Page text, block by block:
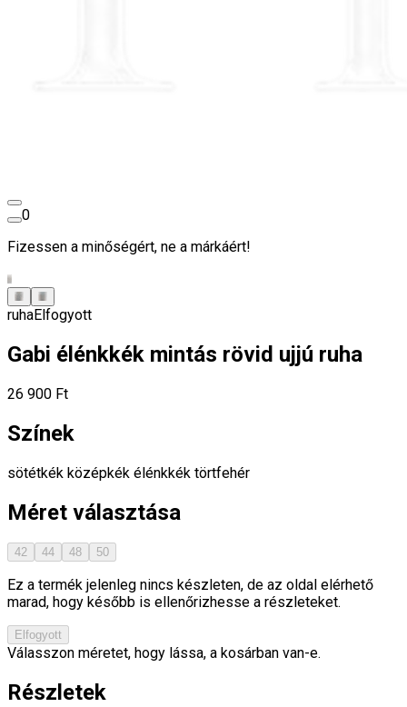
0
Fizessen a minőségért, ne a márkáért!
ruhaElfogyott
Gabi élénkkék mintás rövid ujjú ruha
26 900 Ft
Színek
sötétkék középkék élénkkék törtfehér
Méret választása
42 44 48 50
Ez a termék jelenleg nincs készleten, de az oldal elérhető
marad, hogy később is ellenőrizhesse a részleteket.
Elfogyott
Válasszon méretet, hogy lássa, a kosárban van-e.
Részletek